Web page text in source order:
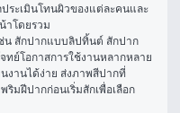
ระเมินโทนผิวของแต่ละคนและ
าโดยรวม
น สักปากแบบลิปทิ้นต์ สักปาก
ย์โอกาสการใช้งานหลากหลาย
งานได้ง่าย ส่งภาพสีปากที่
มฝีปากก่อนเริ่มสักเพื่อเลือก